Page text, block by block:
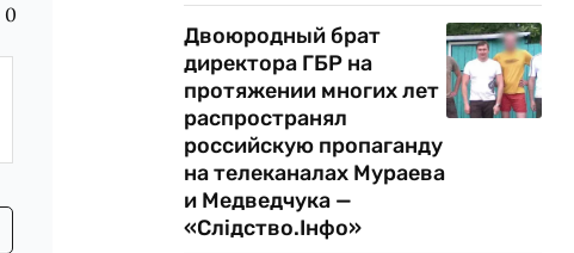
0
Двоюродный брат
директора ГБР на
протяжении многих лет
распространял
российскую пропаганду
на телеканалах Мураева
и Медведчука —
«Слідство.Інфо»